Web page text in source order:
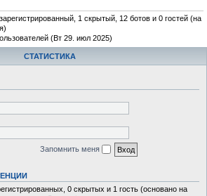
1 скрытый, 12 ботов и 0 гостей (на
(Вт 29. июл 2025)
СТАТИСТИКА
Запомнить меня
0 скрытых и 1 гость (основано на